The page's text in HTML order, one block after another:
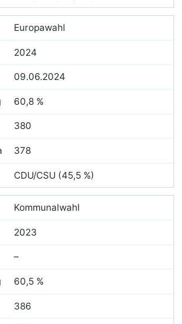
Europawahl
2024
09.06.2024
60,8 %
380
378
CDU/CSU (45,5 %)
Kommunalwahl
2023
–
60,5 %
386